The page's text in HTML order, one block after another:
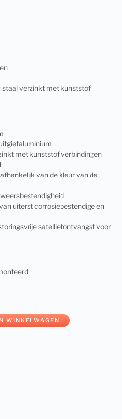
staal verzinkt met kunststof
met kunststof verbindingen
van de kleur van de
uiterst corrosiebestendige en
satellietontvangst voor
WINKELWAGEN